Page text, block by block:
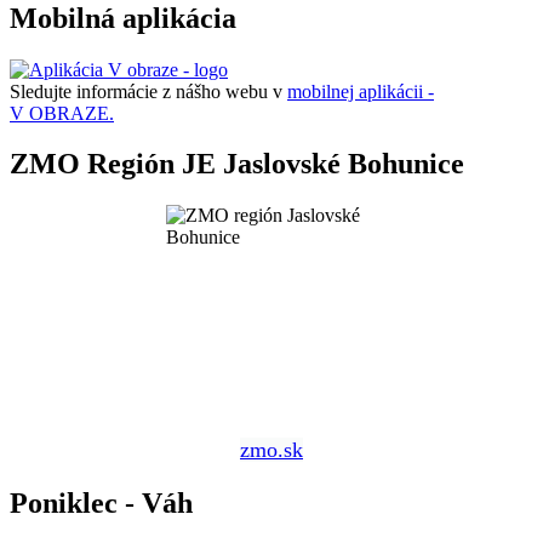
Mobilná aplikácia
Sledujte informácie z nášho webu v mobilnej aplikácii -
V OBRAZE.
ZMO Región JE Jaslovské Bohunice
zmo.sk
Poniklec - Váh